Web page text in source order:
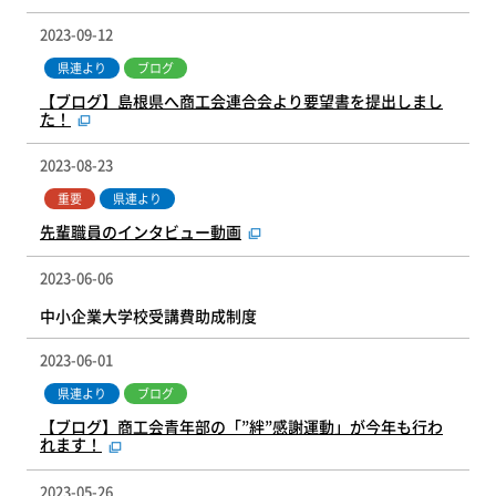
2023-09-12
県連より ブログ
【ブログ】島根県へ商工会連合会より要望書を提出しまし
た！
2023-08-23
重要 県連より
先輩職員のインタビュー動画
2023-06-06
中小企業大学校受講費助成制度
2023-06-01
県連より ブログ
【ブログ】商工会青年部の「”絆”感謝運動」が今年も行わ
れます！
2023-05-26